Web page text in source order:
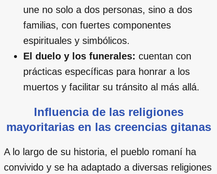
une no solo a dos personas, sino a dos
familias, con fuertes componentes
espirituales y simbólicos.
El duelo y los funerales: cuentan con
prácticas específicas para honrar a los
muertos y facilitar su tránsito al más allá.
Influencia de las religiones
mayoritarias en las creencias gitanas
A lo largo de su historia, el pueblo romaní ha
convivido y se ha adaptado a diversas religiones